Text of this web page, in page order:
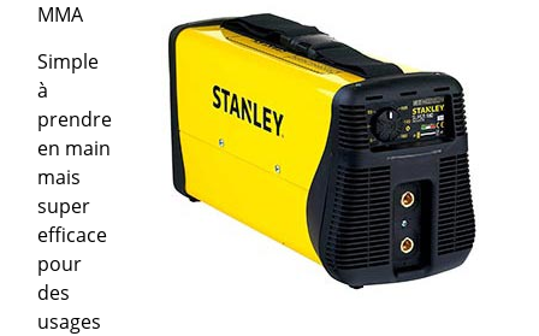
MMA
Simple
à
prendre
en main
mais
super
efficace
pour
des
usages